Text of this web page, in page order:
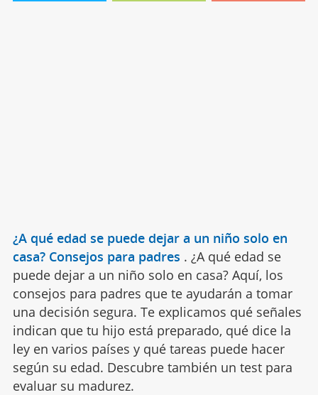
¿A qué edad se puede dejar a un niño solo en
casa? Consejos para padres . ¿A qué edad se
puede dejar a un niño solo en casa? Aquí, los
consejos para padres que te ayudarán a tomar
una decisión segura. Te explicamos qué señales
indican que tu hijo está preparado, qué dice la
ley en varios países y qué tareas puede hacer
según su edad. Descubre también un test para
evaluar su madurez.